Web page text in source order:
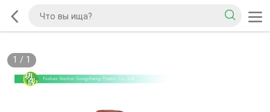
1 / 1